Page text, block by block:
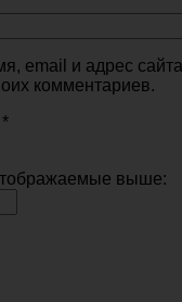
email и адрес
комментариев.
*
выше: